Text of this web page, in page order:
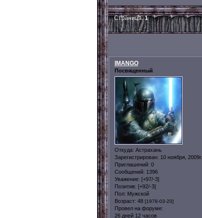
Страница:1
IMANGO
Посвященный
Откуда: Астрахань
Зарегистрирован: 10 ноября, 2009г.
Приглашений: 0
Сообщений: 1396
Уважение: [+97/-3]
Позитив: [+92/-3]
Пол: Мужской
Возраст: 48 [1978-03-20]
Провел на форуме:
26 дней 12 часов